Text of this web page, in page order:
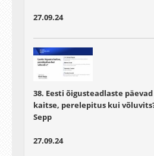
27.09.24
38. Eesti õigusteadlaste
kaitse, perelepitus kui
Sepp
27.09.24